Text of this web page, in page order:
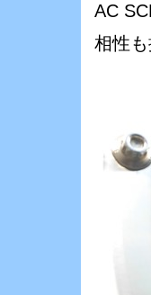
AC
相性も